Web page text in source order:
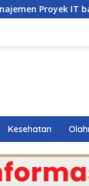
SMK Al-Amin
Kesehatan